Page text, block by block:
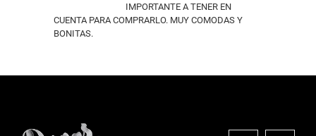
IMPORTANTE A TENER EN
CUENTA PARA COMPRARLO. MUY COMODAS Y
BONITAS.